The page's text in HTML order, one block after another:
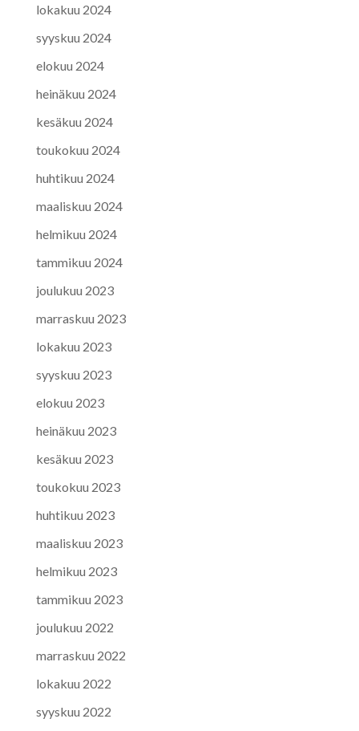
lokakuu 2024
syyskuu 2024
elokuu 2024
heinäkuu 2024
kesäkuu 2024
toukokuu 2024
huhtikuu 2024
maaliskuu 2024
helmikuu 2024
tammikuu 2024
joulukuu 2023
marraskuu 2023
lokakuu 2023
syyskuu 2023
elokuu 2023
heinäkuu 2023
kesäkuu 2023
toukokuu 2023
huhtikuu 2023
maaliskuu 2023
helmikuu 2023
tammikuu 2023
joulukuu 2022
marraskuu 2022
lokakuu 2022
syyskuu 2022